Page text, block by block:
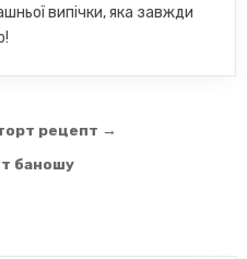
випічки, яка завжди
рецепт →
баношу